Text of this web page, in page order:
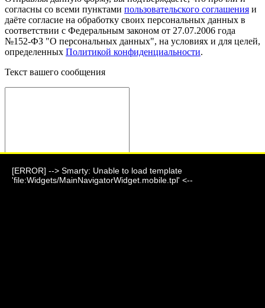
[ERROR] --> Smarty: Unable to load template
'file:Widgets/MainNavigatorWidget.mobile.tpl' <--
согласны со всеми пунктами пользовательского соглашения и
даёте согласие на обработку своих персональных данных в
соответствии с Федеральным законом от 27.07.2006 года
№152-ФЗ "О персональных данных", на условиях и для целей,
определенных Политикой конфиденциальности.
Текст вашего сообщения
Отправить сообщение